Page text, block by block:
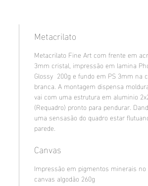
Metacrilato
Metacrilato Fine Art com frente em
3mm cristal, impressão em lamina
Glossy 200g e fundo em PS 3mm na
branca. A montagem dispensa
vai com uma estrutura em aluminio
(Requadro) pronto para pendurar.
uma sensasão do quadro estar
parede.
Canvas
Impressão em pigmentos minerais no
canvas algodão 260g